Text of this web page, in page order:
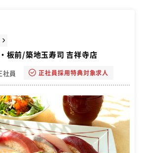
板前/築地玉寿司 吉祥寺店
社員 正社員採用特典対象求人